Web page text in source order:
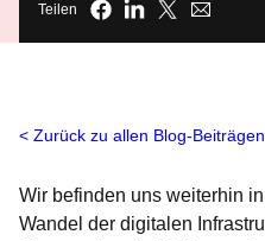
Teilen
Zurück zu allen Blog-Beiträgen
Wir befinden uns weiterhin
Wandel der digitalen